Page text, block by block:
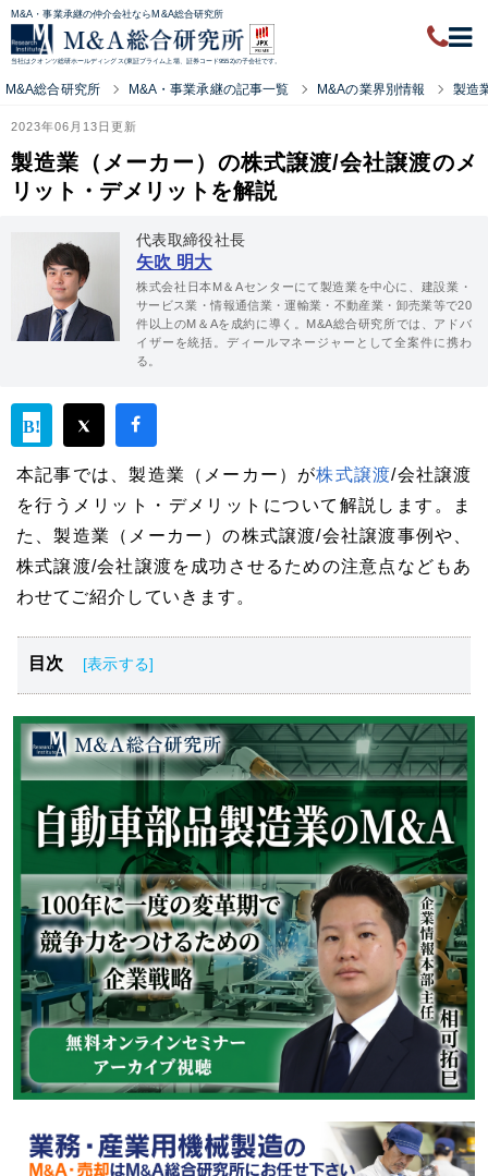
M&A・事業承継の仲介会社ならM&A総合研究所
当社はクオンツ総研ホールディングス(東証プライム上場、証券コード9552)の子会社です。
M&A総合研究所 M&A・事業承継の記事一覧 M&Aの業界別情報 製造
2023年06月13日更新
製造業（メーカー）の株式譲渡/会社譲渡のメ
リット・デメリットを解説
代表取締役社長
矢吹 明大
株式会社日本M＆Aセンターにて製造業を中心に、建設業・
サービス業・情報通信業・運輸業・不動産業・卸売業等で20
件以上のM＆Aを成約に導く。M&A総合研究所では、アドバ
イザーを統括。ディールマネージャーとして全案件に携わ
る。
本記事では、製造業（メーカー）が株式譲渡/会社譲渡
を行うメリット・デメリットについて解説します。ま
た、製造業（メーカー）の株式譲渡/会社譲渡事例や、
株式譲渡/会社譲渡を成功させるための注意点などもあ
わせてご紹介していきます。
目次
製造業（メーカー）の株式譲渡/会社譲渡
製造業（メーカー）の株式譲渡/会社譲渡にあるメリッ
ト・デメリット
製造業（メーカー）が株式譲渡/会社譲渡を行う理由
製造業（メーカー）の株式譲渡/会社譲渡事例
製造業（メーカー）の株式譲渡/会社譲渡する際の注意点
製造業（メーカー）の株式譲渡/会社譲渡の際におすすめ
のM&A仲介会社
まとめ
業務・産業用機械製造業界の成約事例一覧
業務・産業用機械製造業界のM&A案件一覧